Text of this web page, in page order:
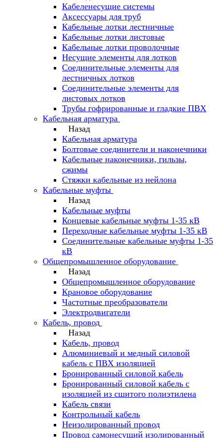
Кабеленесущие системы
Аксессуары для труб
Кабельные лотки лестничные
Кабельные лотки листовые
Кабельные лотки проволочные
Несущие элементы для лотков
Соединительные элементы для
лестничных лотков
Соединительные элементы для
листовых лотков
Трубы гофрированные и гладкие ПВХ
Кабельная арматура
Назад
Кабельная арматура
Болтовые соединители и наконечники
Кабельные наконечники, гильзы,
сжимы
Стяжки кабельные из нейлона
Кабельные муфты
Назад
Кабельные муфты
Концевые кабельные муфты 1-35 кВ
Переходные кабельные муфты 1-35 кВ
Соединительные кабельные муфты 1-35
кВ
Общепромышленное оборудование
Назад
Общепромышленное оборудование
Крановое оборудование
Частотные преобразователи
Электродвигатели
Кабель, провод
Назад
Кабель, провод
Алюминиевый и медный силовой
кабель с ПВХ изоляцией
Бронированный силовой кабель
Бронированный силовой кабель с
изоляцией из сшитого полиэтилена
Кабель связи
Контрольный кабель
Неизолированный провод
Провод самонесущий изолированный